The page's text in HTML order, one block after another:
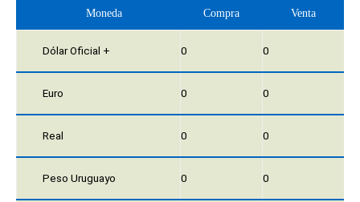
Moneda Compra Venta
Dólar Oficial + 0 0
Euro 0 0
Real 0 0
Peso Uruguayo 0 0